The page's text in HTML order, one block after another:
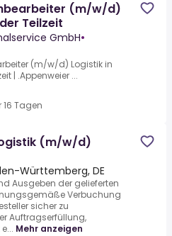
(m/w/d)
Teilzeit
GmbH•
(m/w/d) Logistik in
| .Appenweier ...
Tagen
(m/w/d)
Württemberg, DE
Ausgeben der gelieferten
Verbuchung
sicher zu
Auftragserfüllung,
Mehr anzeigen